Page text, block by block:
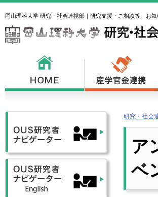
岡山理科大学 研究・社会連携部｜研究支援・ご相談等、お
研究・社会
ア
ベ